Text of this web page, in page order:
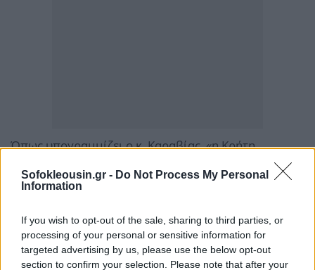
Sofokleousin.gr - Do Not Process My Personal
Information
If you wish to opt-out of the sale, sharing to third parties, or
processing of your personal or sensitive information for
targeted advertising by us, please use the below opt-out
section to confirm your selection. Please note that after your
Όπως υπογραμμίζει ο κ. Καραβίας, «η Κρήτη
πρωτοποριακών, καινοτόμων και εξωστρεφών
ισχυρής της επιχειρηματικής παράδοσης, η οποία
διακρίνεται για τη διαρκή διάθεση επένδυσης στο
νέο. Βλέπουμε στην Κρήτη μία ολοκληρωμένη